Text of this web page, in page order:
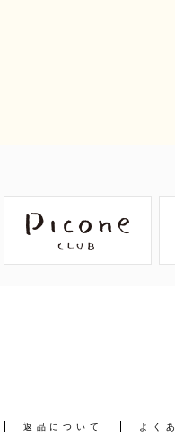
返品について よく